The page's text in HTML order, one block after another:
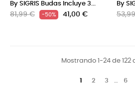
By SIGRIS Budas Incluye 3...
Precio
81,99 € -50% Precio
41,00 €
By
Mostrando 1-24 de
1 2 3 … 6